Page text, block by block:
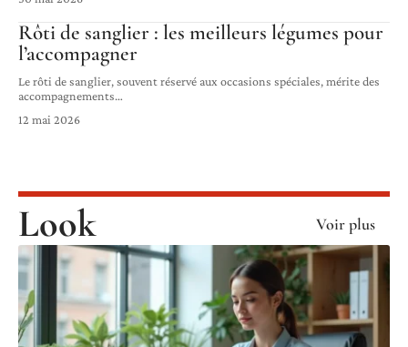
Rôti de sanglier : les meilleurs légumes pour
l’accompagner
Le rôti de sanglier, souvent réservé aux occasions spéciales, mérite des
accompagnements…
12 mai 2026
Look Voir plus